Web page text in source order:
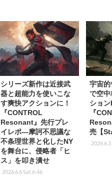
シリーズ新作は近接武
器と超能力を使いこな
す爽快アクションに！
『CONTROL
Resonant』先行プレ
イレポ―摩訶不思議な
不条理世界と化したNY
を舞台に、侵略者「ヒ
ス」を叩き潰せ
2026.6.6 Sat 6:46
宇宙
で空中
ショ
『
売【